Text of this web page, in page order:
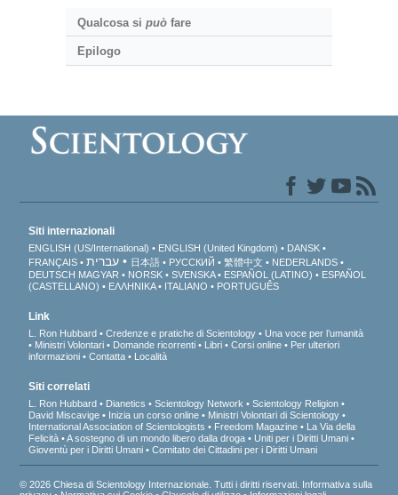
Qualcosa si puòfare
Epilogo
Siti internazionali
ENGLISH (US/International) ENGLISH (United Kingdom)
DANSK
FRANÇAIS
עברית 日本語 РУССКИЙ 繁體中文
NEDERLANDS
DEUTSCH MAGYAR NORSK SVENSKA ESPAÑOL (LATINO)
ESPAÑOL
(CASTELLANO)
ΕΛΛΗΝΙΚA ITALIANO PORTUGUÊS
Link
L. Ron Hubbard Credenze e pratiche di Scientology
Una voce per l’umanità
Ministri Volontari
Domande ricorrenti Libri Corsi online
Per ulteriori
informazioni
Contatta Località
Siti correlati
L. Ron Hubbard Dianetics Scientology Network
Scientology Religion
David Miscavige
Inizia un corso online
Ministri Volontari di Scientology
International Association of Scientologists
Freedom Magazine
La Via della
Felicità
A sostegno di un mondo libero dalla droga
Uniti per i Diritti Umani
Gioventù per i Diritti Umani
Comitato dei Cittadini per i Diritti Umani
© 2026 Chiesa di Scientology Internazionale. Tutti i diritti riservati. Informativa sulla